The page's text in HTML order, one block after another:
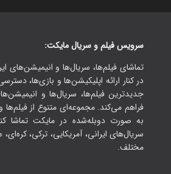
سرویس فیلم و سریال مایکت:
تماشای فیلم‌ها، سریال‌ها و انیمیشن‌های
در کنار ارائه اپلیکیشن‌ها و بازی‌ها،
جدیدترین فیلم‌ها، سریال‌ها و
فراهم می‌کند. مجموعه‌ای متنوع از فیلم‌ها
به صورت دوبله‌شده در مایکت تماشا
سریال‌های ایرانی، آمریکایی، ترکی،
مختلف.